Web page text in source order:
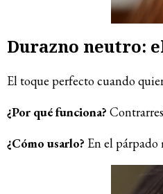
Durazno neutro:
El toque perfecto cuando
¿Por qué funciona?
¿Cómo usarlo? En el párpado